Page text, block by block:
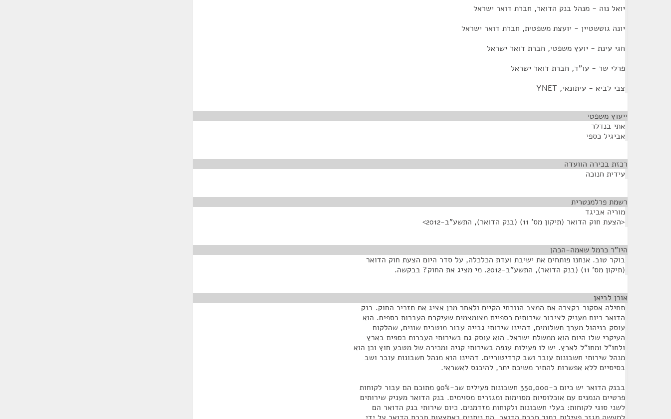
יואל נוה - מנהל בנק הדואר, חברת דואר ישראל
יונה גוטשטיין - יועצת משפטית, חברת דואר ישראל
חגי עינת - יועץ משפטי, חברת דואר ישראל
פרלי שר - עו"ד, חברת דואר ישראל
צבי לביא - עיתונאי, YNET
ייעוץ משפטי
אתי בנדלר
אביגיל כספי
רכזת בכירה הוועדה
עידית חנוכה
רשמת פרלמנטרית
מוריה אביגד
<הצעת חוק הדואר (תיקון מס' 11) (בנק הדואר), התשע"ב-2012>
היו"ר כרמל שאמה-הכהן
בוקר טוב. אנחנו פותחים את ישיבת ועדת הכלכלה, על סדר היום הצעת חוק הדואר
(תיקון מס' 11) (בנק הדואר), התשע"ב-2012. מי מציג את החוק? בבקשה.
אורן לביאן
תחילה אסקור בקצרה את המצב הנוכחי הקיים ולאחר מכן אציג את תזכיר החוק. בנק
הדואר כיום מעניק לציבור שירותים כספיים מצומצמים שעיקרם העברות כספים. הוא
עוסק בניהול מערך תשלומים, דהיינו שירותי גבייה עבור מוטבים שונים, שהלקוח
העיקרי שלו היום הוא ממשלת ישראל. הוא עוסק גם בשירותי העברות כספים בארץ
ולחו"ל ומחו"ל לארץ. יש לו פעילות ענפה בשירותי קניה ומכירה של מטבע חוץ וכן הוא
מנהל שירותי חשבונות עובר ושב קרדיטוריים. דהיינו הוא מנהל חשבונות עובר ושב
בסיסיים ללא אפשרות להתיר משיכת יתר, להיכנס לאשראי.
בבנק הדואר יש כיום כ-350,000 חשבונות פעילים שכ-90% מתוכם הם עבור לקוחות
פרטיים הנמנים עם אוכלוסיות מסוימות ומגזרים מסוימים. בנק הדואר מעניק שירותים
לשני סוגי לקוחות: בעלי חשבונות ולקוחות מזדמנים. כיום שירותי בנק הדואר הם